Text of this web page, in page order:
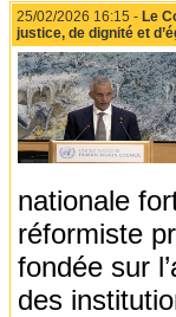
25/02/2026 16:15 - Le
justice, de dignité et
nationale
réformiste
fondée sur
des